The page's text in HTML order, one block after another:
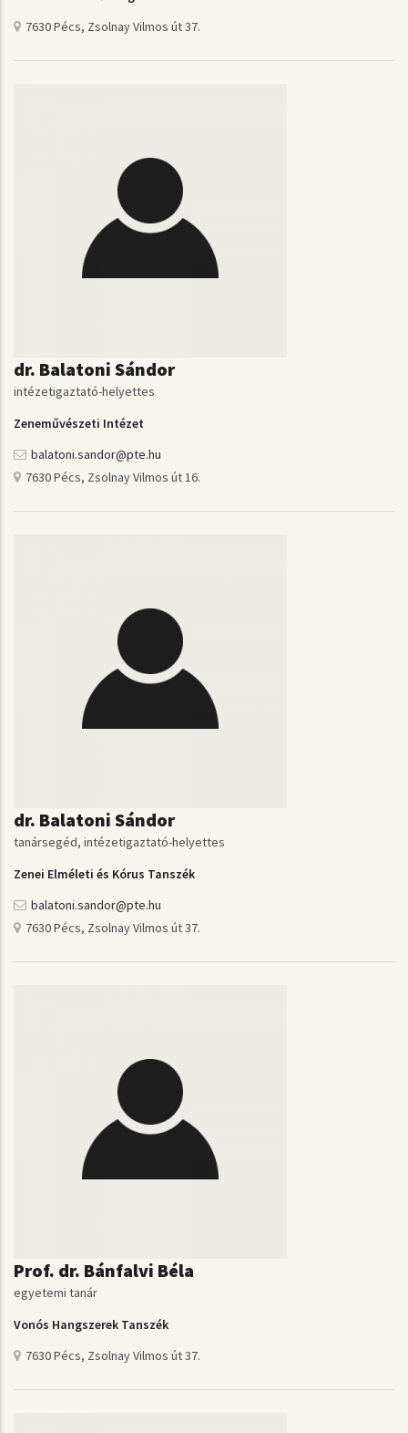
7630 Pécs, Zsolnay Vilmos út 37.
dr. Balatoni Sándor
intézetigaztató-helyettes
Zeneművészeti Intézet
balatoni.sandor@pte.hu
7630 Pécs, Zsolnay Vilmos út 16.
dr. Balatoni Sándor
tanársegéd, intézetigaztató-helyettes
Zenei Elméleti és Kórus Tanszék
balatoni.sandor@pte.hu
7630 Pécs, Zsolnay Vilmos út 37.
Prof. dr. Bánfalvi Béla
egyetemi tanár
Vonós Hangszerek Tanszék
7630 Pécs, Zsolnay Vilmos út 37.